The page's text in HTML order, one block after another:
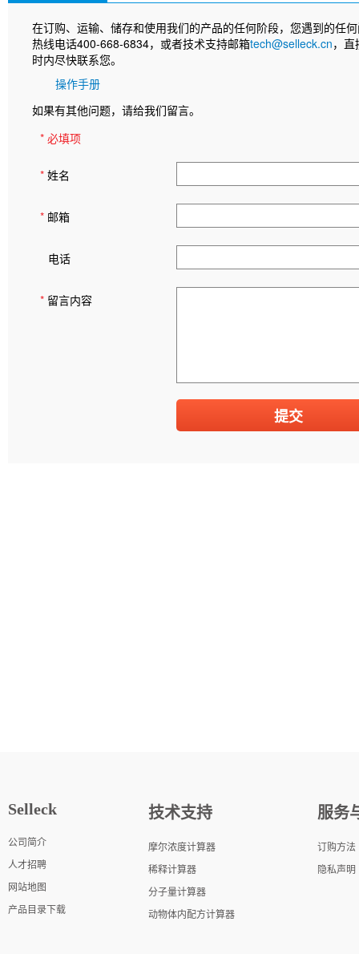
在订购、运输、储存和使用我们的产品的任何阶段，您遇到的任
热线电话400-668-6834，或者技术支持邮箱tech@selleck.cn，
时内尽快联系您。
操作手册
如果有其他问题，请给我们留言。
* 必填项
* 姓名
* 邮箱
电话
* 留言内容
Selleck
公司简介
人才招聘
网站地图
产品目录下载
技术支持
摩尔浓度计算器
稀释计算器
分子量计算器
动物体内配方计算器
服务
订购方法
隐私声明